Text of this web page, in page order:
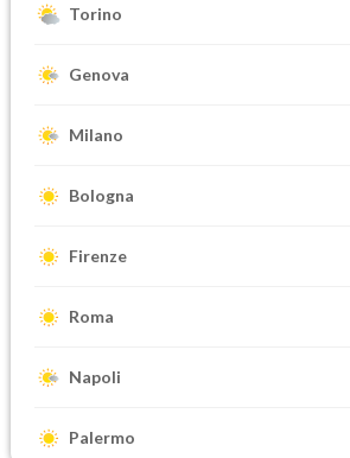
Torino
Genova
Milano
Bologna
Firenze
Roma
Napoli
Palermo